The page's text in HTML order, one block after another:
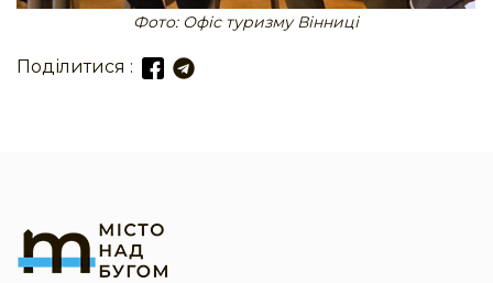
Фото: Офіс туризму Вінниці
Поділитися :